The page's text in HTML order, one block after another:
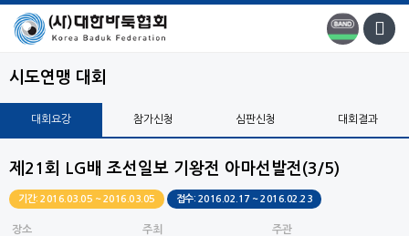
시도연맹 대회
대회요강 참가신청 심판신청 대회결과
제21회 LG배 조선일보 기왕전 아마선발전(3/5)
기간: 2016.03.05 ~ 2016.03.05 접수: 2016.02.17 ~ 2016.02.23
장소 주최 주관